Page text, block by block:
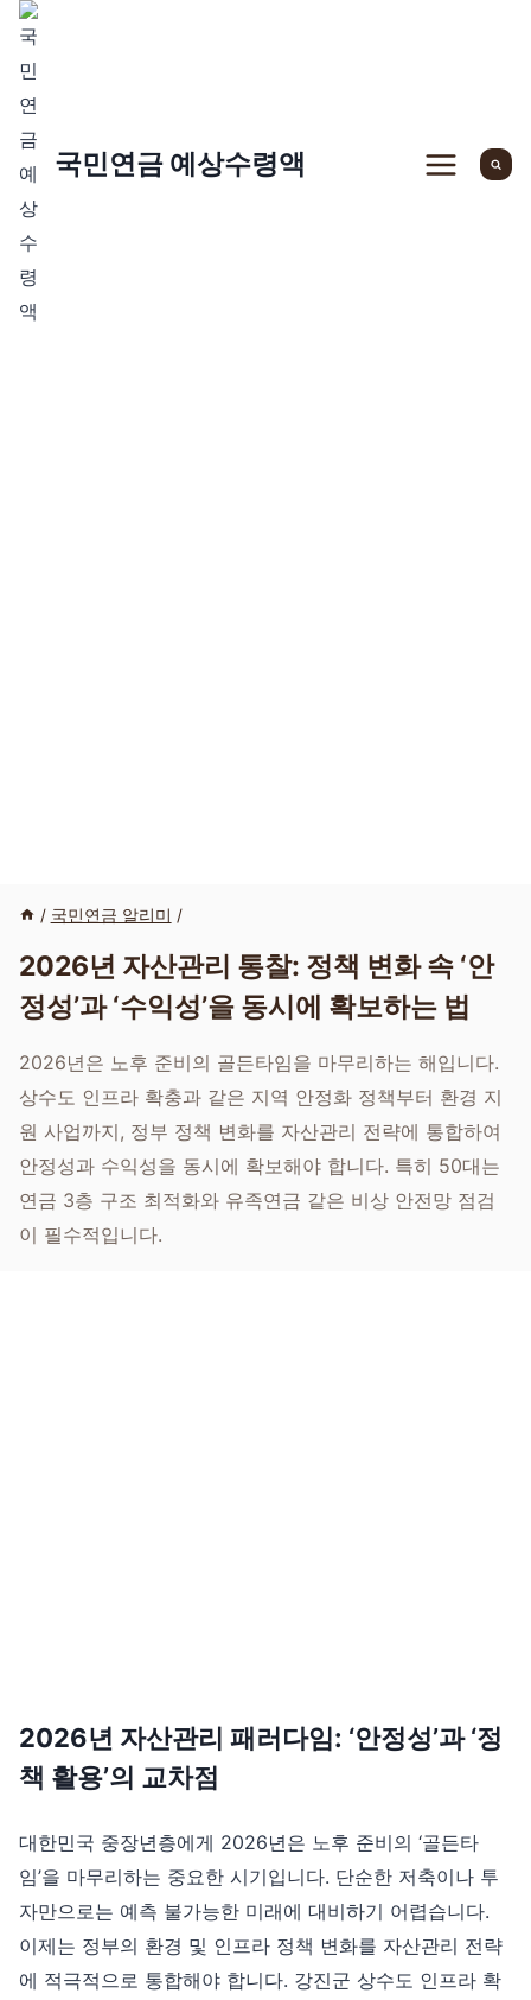
Skip
content
국민연금 예상수령액
/ 국민연금 알리미 /
2026년 자산관리 통찰: 정책 변화 속 ‘안
정성’과 ‘수익성’을 동시에 확보하는 법
2026년은 노후 준비의 골든타임을 마무리하는 해입니다.
상수도 인프라 확충과 같은 지역 안정화 정책부터 환경 지
원 사업까지, 정부 정책 변화를 자산관리 전략에 통합하여
안정성과 수익성을 동시에 확보해야 합니다. 특히 50대는
연금 3층 구조 최적화와 유족연금 같은 비상 안전망 점검
이 필수적입니다.
2026년 자산관리 패러다임: ‘안정성’과 ‘정
책 활용’의 교차점
대한민국 중장년층에게 2026년은 노후 준비의 ‘골든타
임’을 마무리하는 중요한 시기입니다. 단순한 저축이나 투
자만으로는 예측 불가능한 미래에 대비하기 어렵습니다.
이제는 정부의 환경 및 인프라 정책 변화를 자산관리 전략
에 적극적으로 통합해야 합니다. 강진군 상수도 인프라 확